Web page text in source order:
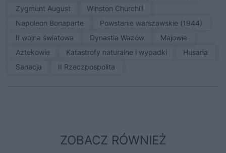
Zygmunt August
Winston Churchill
Napoleon Bonaparte
Powstanie warszawskie (1944)
II wojna światowa
Dynastia Wazów
Majowie
Aztekowie
Katastrofy naturalne i wypadki
Husaria
sanacja
II Rzeczpospolita
ZOBACZ RÓWNIEŻ